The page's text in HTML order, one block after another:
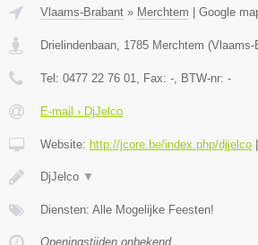
Vlaams-Brabant » Merchtem | Google
Drielindenbaan 1785 Merchtem (Vlaams-
Tel: 0477 22 76 01 , Fax: - , BTW-nr: -
E-mail › DjJelco
Website: http://jcore.be/index.php/djjelco |
DjJelco ▼
Diensten: Alle Mogelijke Feesten!
Openingstijden onbekend